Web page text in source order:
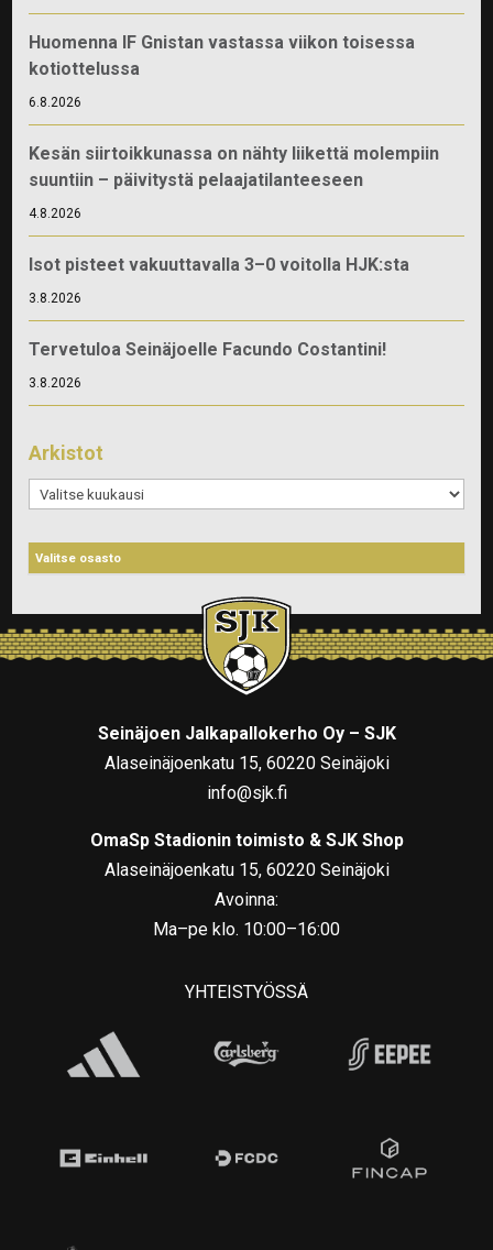
Huomenna IF Gnistan vastassa viikon toisessa
kotiottelussa
6.8.2026
Kesän siirtoikkunassa on nähty liikettä molempiin
suuntiin – päivitystä pelaajatilanteeseen
4.8.2026
Isot pisteet vakuuttavalla 3–0 voitolla HJK:sta
3.8.2026
Tervetuloa Seinäjoelle Facundo Costantini!
3.8.2026
Arkistot
Arkistot
Seinäjoen Jalkapallokerho Oy – SJK
Alaseinäjoenkatu 15, 60220 Seinäjoki
info@sjk.fi
OmaSp Stadionin toimisto & SJK Shop
Alaseinäjoenkatu 15, 60220 Seinäjoki
Avoinna:
Ma–pe klo. 10:00–16:00
YHTEISTYÖSSÄ